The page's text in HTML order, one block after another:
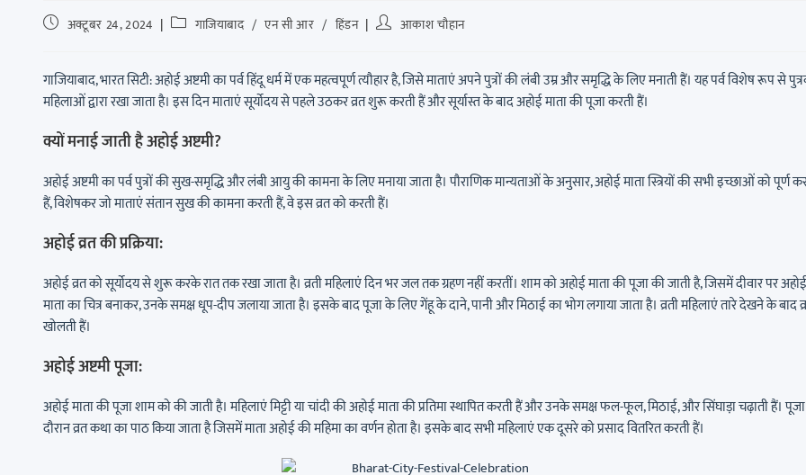
अक्टूबर 24, 2024 गाजियाबाद / एन सी आर / हिंडन आकाश चौहान
गाजियाबाद, भारत सिटी: अहोई अष्टमी का पर्व हिंदू धर्म में एक महत्वपूर्ण त्यौहार है, जिसे माताएं अपने पुत्रों की लंबी उम्र और समृद्धि के लिए मनाती हैं। यह पर्व विशेष रूप से
महिलाओं द्वारा रखा जाता है। इस दिन माताएं सूर्योदय से पहले उठकर व्रत शुरू करती हैं और सूर्यास्त के बाद अहोई माता की पूजा करती हैं।
क्यों मनाई जाती है अहोई अष्टमी?
अहोई अष्टमी का पर्व पुत्रों की सुख-समृद्धि और लंबी आयु की कामना के लिए मनाया जाता है। पौराणिक मान्यताओं के अनुसार, अहोई माता स्त्रियों की सभी इच्छाओं को पूर्ण
हैं, विशेषकर जो माताएं संतान सुख की कामना करती हैं, वे इस व्रत को करती हैं।
अहोई व्रत की प्रक्रिया:
अहोई व्रत को सूर्योदय से शुरू करके रात तक रखा जाता है। व्रती महिलाएं दिन भर जल तक ग्रहण नहीं करतीं। शाम को अहोई माता की पूजा की जाती है, जिसमें दीवार पर अहोई
माता का चित्र बनाकर, उनके समक्ष धूप-दीप जलाया जाता है। इसके बाद पूजा के लिए गेंहू के दाने, पानी और मिठाई का भोग लगाया जाता है। व्रती महिलाएं तारे देखने के बाद
खोलती हैं।
अहोई अष्टमी पूजा:
अहोई माता की पूजा शाम को की जाती है। महिलाएं मिट्टी या चांदी की अहोई माता की प्रतिमा स्थापित करती हैं और उनके समक्ष फल-फूल, मिठाई, और सिंघाड़ा चढ़ाती हैं।
दौरान व्रत कथा का पाठ किया जाता है जिसमें माता अहोई की महिमा का वर्णन होता है। इसके बाद सभी महिलाएं एक दूसरे को प्रसाद वितरित करती हैं।